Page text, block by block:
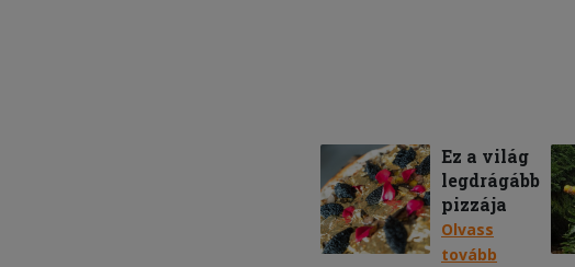
Ez a világ
legdrágább
pizzája
Olvass
tovább